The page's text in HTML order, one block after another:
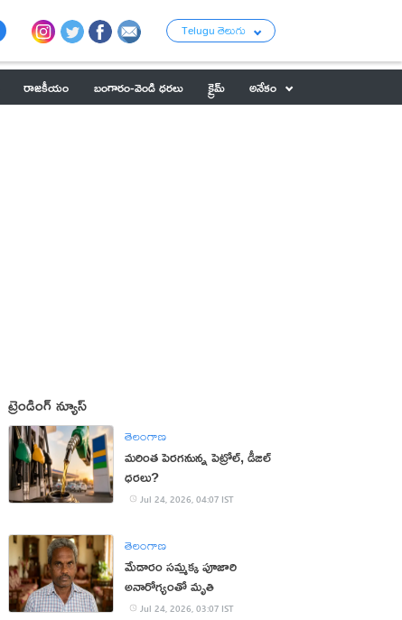
Telugu తెలుగు
రాజకీయం బంగారం-వెండి ధరలు క్రైమ్
అనేకం
ట్రెండింగ్ న్యూస్
తెలంగాణ
మరింత పెరగనున్న పెట్రోల్, డీజిల్
ధరలు?
Jul 24, 2026, 04:07 IST
తెలంగాణ
మేడారం సమ్మక్క పూజారి
అనారోగ్యంతో మృతి
Jul 24, 2026, 03:07 IST